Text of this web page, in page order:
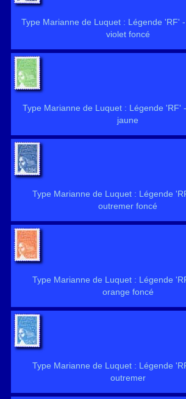
Type Marianne de Luquet : Légende 'RF'
violet foncé
Type Marianne de Luquet : Légende 'RF'
jaune
Type Marianne de Luquet : Légende
outremer foncé
Type Marianne de Luquet : Légende
orange foncé
Type Marianne de Luquet : Légende
outremer